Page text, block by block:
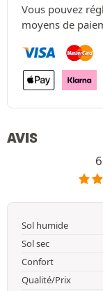
Vous pouvez
moyens de
AVIS
Sol humide
Sol sec
Confort
Qualité/Prix